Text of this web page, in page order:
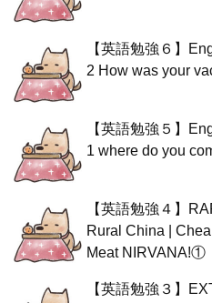
【英語勉強６】
2 How was your
【英語勉強５】
1 where do you
【英語勉強４】
Rural China |
Meat NIRVANA!①
【英語勉強３】